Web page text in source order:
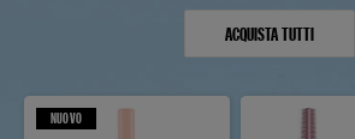
ACQUISTA TUTTI
NUOVO